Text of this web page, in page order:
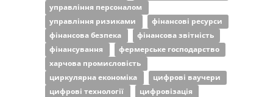
управління персоналом
управління ризиками
фінансові ресурси
фінансова безпека
фінансова звітність
фінансування
фермерське господарство
харчова промисловість
циркулярна економіка
цифрові ваучери
цифрові технології
цифровізація